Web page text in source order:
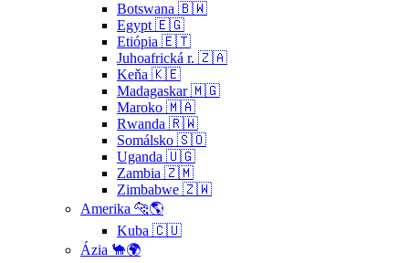
Botswana 🇧🇼
Egypt 🇪🇬
Etiópia 🇪🇹
Juhoafrická r. 🇿🇦
Keňa 🇰🇪
Madagaskar 🇲🇬
Maroko 🇲🇦
Rwanda 🇷🇼
Somálsko 🇸🇴
Uganda 🇺🇬
Zambia 🇿🇲
Zimbabwe 🇿🇼
Amerika 🐆🌎
Kuba 🇨🇺
Ázia 🐪🌍